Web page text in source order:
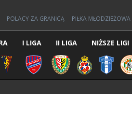
POLACY ZA GRANICĄ PIŁKA MŁODZIEŻOWA
I LIGA II LIGA NIŻSZE LIGI